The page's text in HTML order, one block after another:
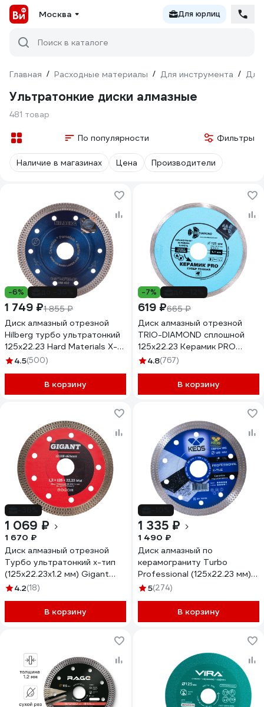
Москва Для юрлиц
Поиск в каталоге
Главная / Расходные материалы / Для инструмента / Для
Ультратонкие диски алмазные
481 товар
По популярности Фильтры
Наличие в магазинах Цена Производители
-6%
1 749 ₽1 855 ₽
Диск алмазный отрезной
Hilberg турбо ультратонкий
125x22.23 Hard Materials X-
type HM402
4.5(500)
В корзину
-7%
619 ₽665 ₽
Диск алмазный отрезной
TRIO-DIAMOND сплошной
125x22.23 Керамик PRO
Супер Тонкий 370125
4.8(767)
В корзину
1 069 ₽
1 670 ₽
Диск алмазный отрезной
Турбо ультратонкий х-тип
(125x22.23х1.2 мм) Gigant
Gd-2512
4.2(18)
В корзину
1 335 ₽
1 490 ₽
Диск алмазный по
керамограниту Turbo
Professional (125х22.23 мм)
сплошной 1.2мм KEOS
5(274)
В корзину